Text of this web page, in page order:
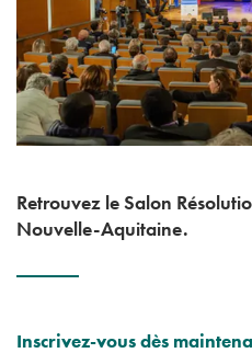
Retrouvez le Salon
Nouvelle-Aquitaine.
Inscrivez-vous dès